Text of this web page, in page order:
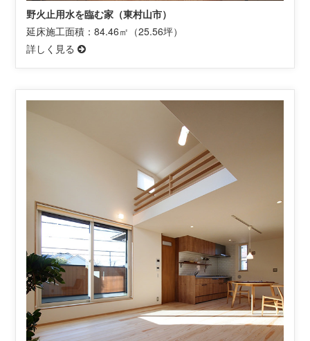
野火止用水を臨む家（東村山市）
延床施工面積：84.46㎡（25.56坪）
詳しく見る